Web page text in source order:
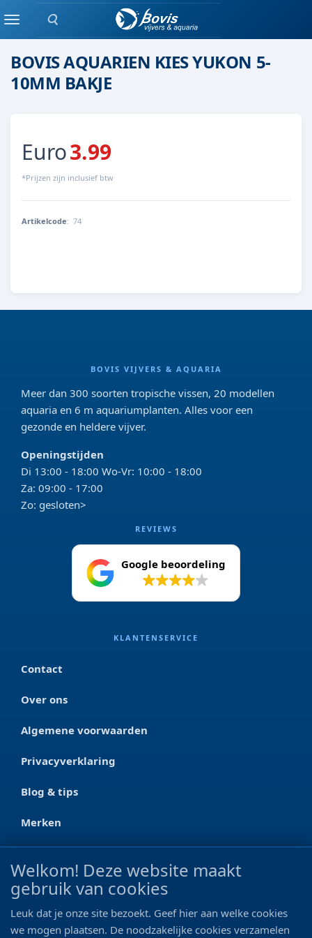
Zoeken
MenuSteen
BOVIS AQUARIEN KIES YUKON 5-
10MM BAKJE
Euro3.99
*Prijzen zijn inclusief btw
Artikelcode: 74
BOVIS VIJVERS & AQUARIA
Meer dan 300 soorten tropische vissen, 20 modellen
aquaria en 6 m aquariumplanten. Alles voor een
gezonde en heldere vijver.
Openingstijden
Di 13:00 - 18:00 Wo-Vr: 10:00 - 18:00
Za: 09:00 - 17:00
Zo: gesloten>
REVIEWS
Google beoordeling
KLANTENSERVICE
Contact
Over ons
Algemene voorwaarden
Privacyverklaring
Blog & tips
Merken
CONTACT
Ootmarsumseweg 125a
0546 - 622 990
Welkom! Deze website maakt
gebruik van cookies
Leuk dat je onze site bezoekt. Geef hier aan welke cookies
we mogen plaatsen. De noodzakelijke cookies verzamelen